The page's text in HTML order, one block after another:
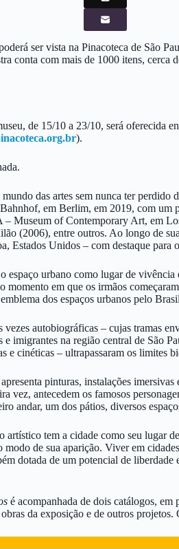
ser vista na Pinacoteca de São
conta com mais de 1000 itens,
de 15/10 a 23/10, será oferecida
).
das artes sem nunca ter
em Berlim, em 2019, com um
Museum of Contemporary Art, em
(2006), entre outros. Ao longo de
Estados Unidos – com destaque
espaço urbano como lugar de
momento em que os irmãos
dos espaços urbanos pelo
vezes autobiográficas – cujas tramas
imigrantes na região central de São
e cinéticas – ultrapassaram os
pinturas, instalações
vez, antecedem os famosos
andar, um dos pátios, diversos
artístico tem a cidade como seu lugar
modo de sua aparição. Viver em
dotada de um potencial de
é acompanhada de dois catálogos,
da exposição e de outros